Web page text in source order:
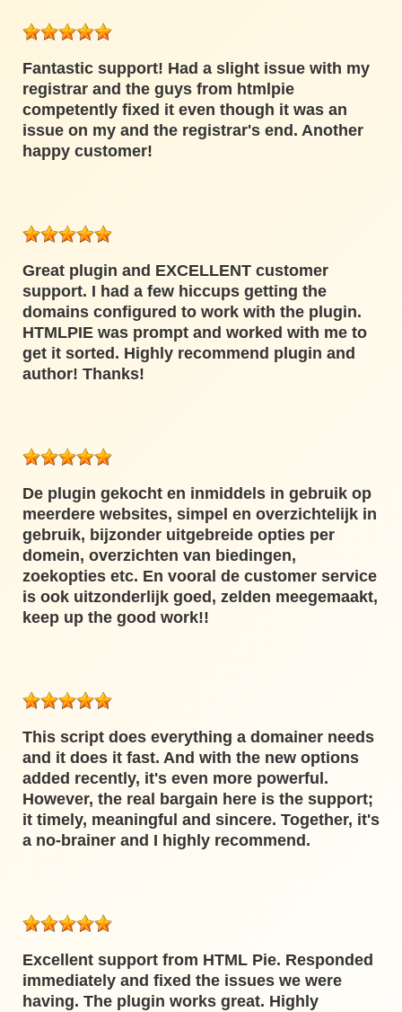
Fantastic support! Had a slight issue with my
registrar and the guys from htmlpie
competently fixed it even though it was an
issue on my and the registrar's end. Another
happy customer!
Great plugin and EXCELLENT customer
support. I had a few hiccups getting the
domains configured to work with the plugin.
HTMLPIE was prompt and worked with me to
get it sorted. Highly recommend plugin and
author! Thanks!
De plugin gekocht en inmiddels in gebruik op
meerdere websites, simpel en overzichtelijk in
gebruik, bijzonder uitgebreide opties per
domein, overzichten van biedingen,
zoekopties etc. En vooral de customer service
is ook uitzonderlijk goed, zelden meegemaakt,
keep up the good work!!
This script does everything a domainer needs
and it does it fast. And with the new options
added recently, it's even more powerful.
However, the real bargain here is the support;
it timely, meaningful and sincere. Together, it's
a no-brainer and I highly recommend.
Excellent support from HTML Pie. Responded
immediately and fixed the issues we were
having. The plugin works great. Highly